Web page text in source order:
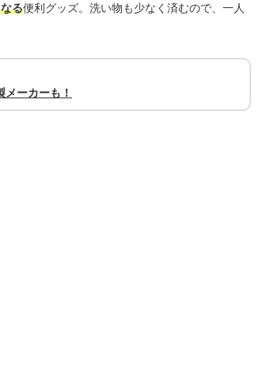
る便利グッズ。洗い物も少なく済むので、一人
ーカーも！